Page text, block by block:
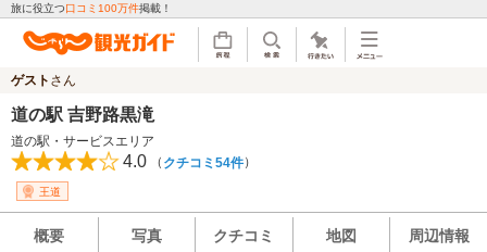
旅に役立つ口コミ100万件掲載！
ゲスト さん
道の駅 吉野路黒滝
道の駅・サービスエリア
4.0 （ クチコミ54件）
王道
概要 写真 クチコミ 地図 周辺情報